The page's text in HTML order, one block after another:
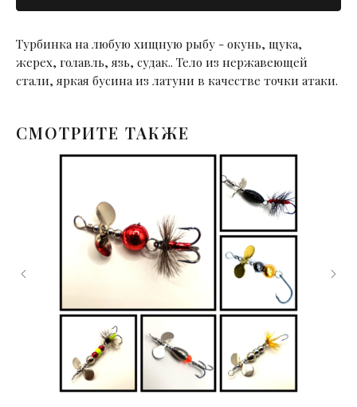
Турбинка на любую хищную рыбу - окунь, щука,
жерех, голавль, язь, судак.. Тело из нержавеющей
стали, яркая бусина из латуни в качестве точки атаки.
СМОТРИТЕ ТАКЖЕ